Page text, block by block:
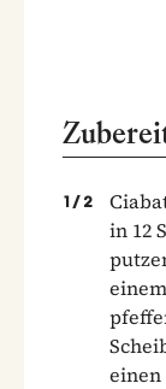
1 / 2
in 12
einen